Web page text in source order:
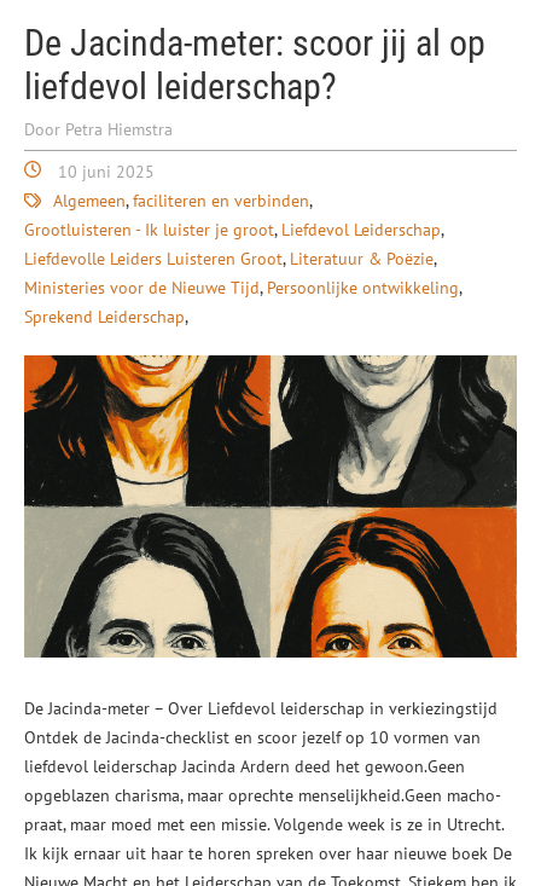
De Jacinda-meter: scoor jij al op
liefdevol leiderschap?
Door Petra Hiemstra
10 juni 2025
Algemeen faciliteren en verbinden
Grootluisteren - Ik luister je groot Liefdevol Leiderschap
Liefdevolle Leiders Luisteren Groot Literatuur & Poëzie
Ministeries voor de Nieuwe Tijd Persoonlijke ontwikkeling
Sprekend Leiderschap
De Jacinda-meter – Over Liefdevol leiderschap in verkiezingstijd
Ontdek de Jacinda-checklist en scoor jezelf op 10 vormen van
liefdevol leiderschap Jacinda Ardern deed het gewoon.Geen
opgeblazen charisma, maar oprechte menselijkheid.Geen macho-
praat, maar moed met een missie. Volgende week is ze in Utrecht.
Ik kijk ernaar uit haar te horen spreken over haar nieuwe boek De